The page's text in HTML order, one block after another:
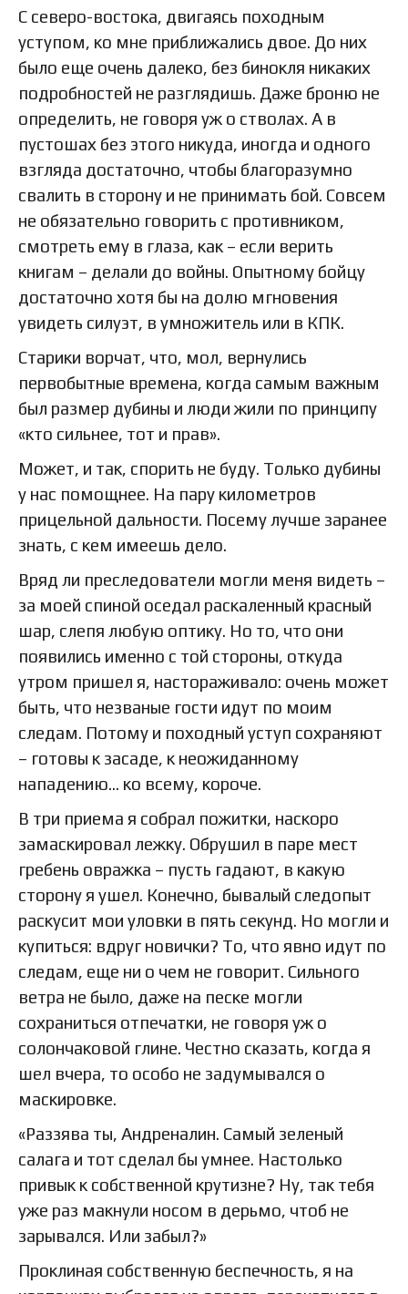
С северо-востока, двигаясь походным
уступом, ко мне приближались двое. До них
было еще очень далеко, без бинокля никаких
подробностей не разглядишь. Даже броню не
определить, не говоря уж о стволах. А в
пустошах без этого никуда, иногда и одного
взгляда достаточно, чтобы благоразумно
свалить в сторону и не принимать бой. Совсем
не обязательно говорить с противником,
смотреть ему в глаза, как – если верить
книгам – делали до войны. Опытному бойцу
достаточно хотя бы на долю мгновения
увидеть силуэт, в умножитель или в КПК.
Старики ворчат, что, мол, вернулись
первобытные времена, когда самым важным
был размер дубины и люди жили по принципу
«кто сильнее, тот и прав».
Может, и так, спорить не буду. Только дубины
у нас помощнее. На пару километров
прицельной дальности. Посему лучше заранее
знать, с кем имеешь дело.
Вряд ли преследователи могли меня видеть –
за моей спиной оседал раскаленный красный
шар, слепя любую оптику. Но то, что они
появились именно с той стороны, откуда
утром пришел я, настораживало: очень может
быть, что незваные гости идут по моим
следам. Потому и походный уступ сохраняют
– готовы к засаде, к неожиданному
нападению… ко всему, короче.
В три приема я собрал пожитки, наскоро
замаскировал лежку. Обрушил в паре мест
гребень овражка – пусть гадают, в какую
сторону я ушел. Конечно, бывалый следопыт
раскусит мои уловки в пять секунд. Но могли и
купиться: вдруг новички? То, что явно идут по
следам, еще ни о чем не говорит. Сильного
ветра не было, даже на песке могли
сохраниться отпечатки, не говоря уж о
солончаковой глине. Честно сказать, когда я
шел вчера, то особо не задумывался о
маскировке.
«Раззява ты, Андреналин. Самый зеленый
салага и тот сделал бы умнее. Настолько
привык к собственной крутизне? Ну, так тебя
уже раз макнули носом в дерьмо, чтоб не
зарывался. Или забыл?»
Проклиная собственную беспечность, я на